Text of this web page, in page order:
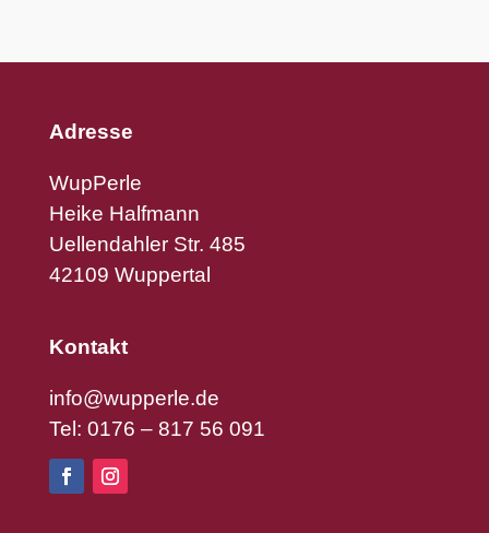
Adresse
WupPerle
Heike Halfmann
Uellendahler Str. 485
42109 Wuppertal
Kontakt
info@wupperle.de
Tel: 0176 – 817 56 091